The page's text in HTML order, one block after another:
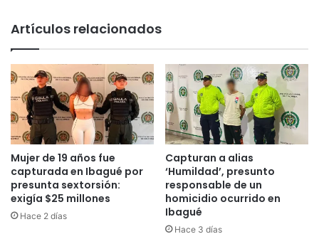
r
á
e
n
m
p
n
a
t
E
M
P
O
l
é
t
i
c
o
J
Artículos relacionados
Mujer de 19 años fue
capturada en Ibagué por
presunta sextorsión:
exigía $25 millones
Hace 2 días
Capturan a alias
‘Humildad’, presunto
responsable de un
homicidio ocurrido en
Ibagué
Hace 3 días